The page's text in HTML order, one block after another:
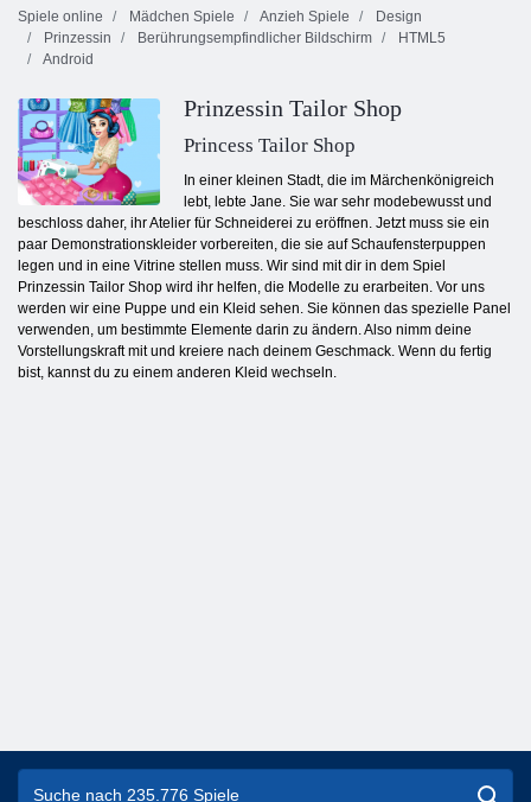
Spiele online
Mädchen Spiele Anzieh Spiele
Design
Prinzessin
Berührungsempfindlicher Bildschirm
HTML5
Android
Prinzessin Tailor Shop
Princess Tailor Shop
In einer kleinen Stadt, die im Märchenkönigreich
lebt, lebte Jane. Sie war sehr modebewusst und
beschloss daher, ihr Atelier für Schneiderei zu eröffnen. Jetzt muss sie ein
paar Demonstrationskleider vorbereiten, die sie auf Schaufensterpuppen
legen und in eine Vitrine stellen muss. Wir sind mit dir in dem Spiel
Prinzessin Tailor Shop wird ihr helfen, die Modelle zu erarbeiten. Vor uns
werden wir eine Puppe und ein Kleid sehen. Sie können das spezielle Panel
verwenden, um bestimmte Elemente darin zu ändern. Also nimm deine
Vorstellungskraft mit und kreiere nach deinem Geschmack. Wenn du fertig
bist, kannst du zu einem anderen Kleid wechseln.